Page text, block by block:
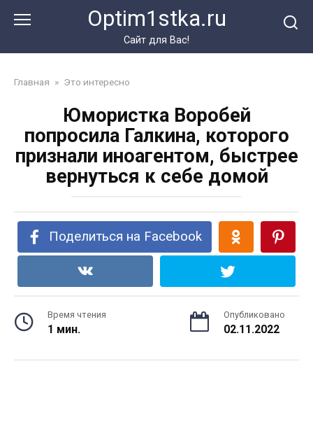
Optim1stka.ru
Сайт для Вас!
Главная » Это интересно
Юмористка Воробей
попросила Галкина, которого
признали иноагентом, быстрее
вернуться к себе домой
Поделиться на Facebook
Время чтения
1 мин.
Опубликовано
02.11.2022